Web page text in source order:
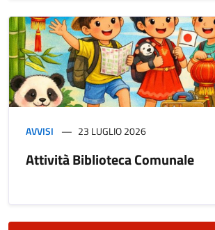
AVVISI 23 LUGLIO 2026
Attività Biblioteca Comunale